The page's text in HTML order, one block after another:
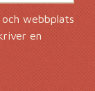
webbplats
en